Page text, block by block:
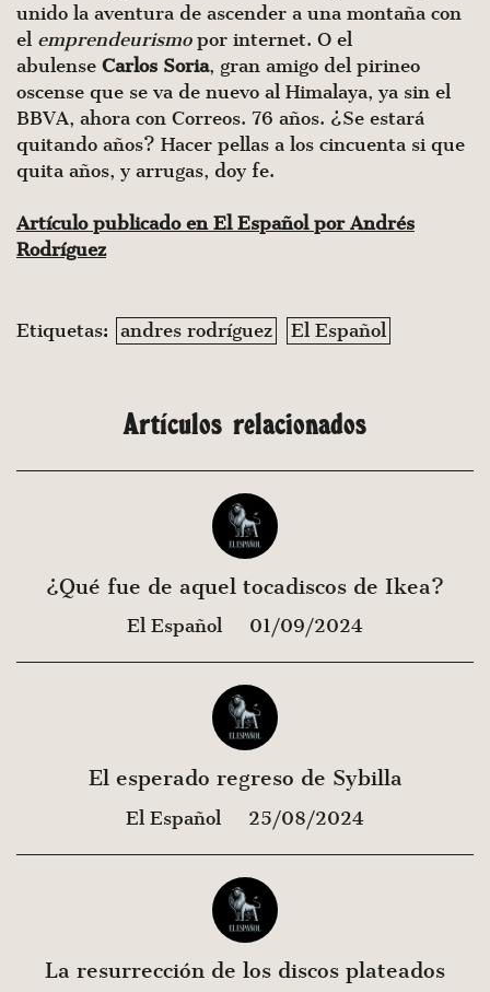
unido la aventura de ascender a una montaña con
el emprendeurismopor internet. O el
abulense Carlos Soria, gran amigo del pirineo
oscense que se va de nuevo al Himalaya, ya sin el
BBVA, ahora con Correos. 76 años. ¿Se estará
quitando años? Hacer pellas a los cincuenta si que
quita años, y arrugas, doy fe.
Artículo publicado en El Español por Andrés
Rodríguez
Etiquetas: andres rodríguez El Español
Artículos relacionados
¿Qué fue de aquel tocadiscos de Ikea?
El Español 01/09/2024
El esperado regreso de Sybilla
El Español 25/08/2024
La resurrección de los discos plateados